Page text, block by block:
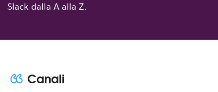
Slack dalla A alla Z.
Canali